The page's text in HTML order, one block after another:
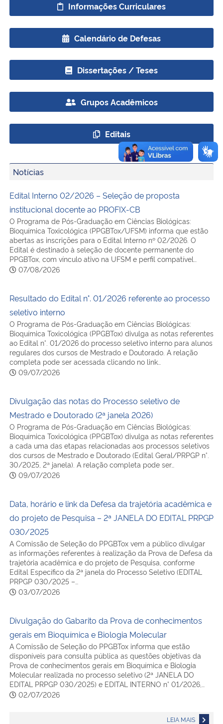
Informações Curriculares
Calendário de Defesas
Dissertações / Teses
Grupos Acadêmicos
Editais
Notícias
Edital Interno 02/2026 – Seleção de proposta
institucional docente ao PROFIX-CB
O Programa de Pós-Graduação em Ciências Biológicas:
Bioquímica Toxicológica (PPGBTox/UFSM) informa que estão
abertas as inscrições para o Edital Interno nº 02/2026. O
Edital é destinado à seleção de docente permanente do
PPGBTox, com vínculo ativo na UFSM e perfil compatível…
07/08/2026
Resultado do Edital n°. 01/2026 referente ao processo
seletivo interno
O Programa de Pós-Graduação em Ciências Biológicas:
Bioquímica Toxicológica (PPGBTox) divulga as notas referentes
ao Edital n°. 01/2026 do processo seletivo interno para alunos
regulares dos cursos de Mestrado e Doutorado. A relação
completa pode ser acessada clicando no link…
09/07/2026
Divulgação das notas do Processo seletivo de
Mestrado e Doutorado (2ª janela 2026)
O Programa de Pós-Graduação em Ciências Biológicas:
Bioquímica Toxicológica (PPGBTox) divulga as notas referentes
a cada uma das etapas relacionadas aos processos seletivos
dos cursos de Mestrado e Doutorado (Edital Geral/PRPGP n°.
30/2025, 2ª janela). A relação completa pode ser…
09/07/2026
Data, horário e link da Defesa da trajetória acadêmica e
do projeto de Pesquisa – 2ª JANELA DO EDITAL PRPGP
030/2025
A Comissão de Seleção do PPGBTox vem a público divulgar
as informações referentes à realização da Prova de Defesa da
trajetória acadêmica e do projeto de Pesquisa, conforme
Edital Específico da 2ª janela do Processo Seletivo (EDITAL
PRPGP 030/2025 –…
03/07/2026
Divulgação do Gabarito da Prova de conhecimentos
gerais em Bioquímica e Biologia Molecular
A Comissão de Seleção do PPGBTox informa que estão
disponíveis para consulta pública as questões objetivas da
Prova de conhecimentos gerais em Bioquímica e Biologia
Molecular realizada no processo seletivo (2ª JANELA DO
EDITAL PRPGP 030/2025) e EDITAL INTERNO n° 01/2026,…
02/07/2026
LEIA MAIS